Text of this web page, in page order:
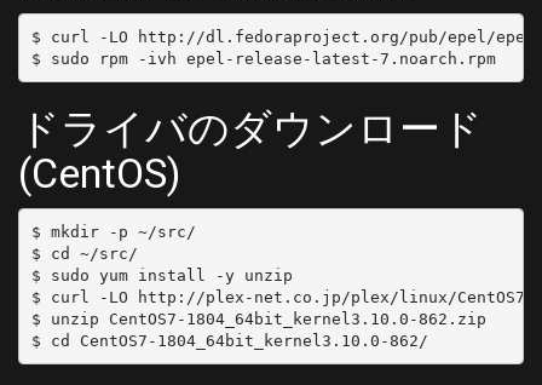
$ curl -LO http://dl.fedoraproject.org/pub/epel/epel-
$ sudo rpm -ivh epel-release-latest-7.noarch.rpm
ドライバのダウンロード
(CentOS)
$ mkdir -p ~/src/
$ cd ~/src/
$ sudo yum install -y unzip
$ curl -LO http://plex-net.co.jp/plex/linux/CentOS7-
$ unzip CentOS7-1804_64bit_kernel3.10.0-862.zip